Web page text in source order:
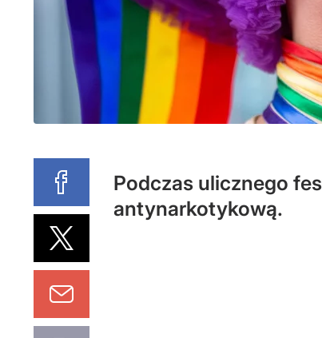
Podczas ulicznego
antynarkotykową.